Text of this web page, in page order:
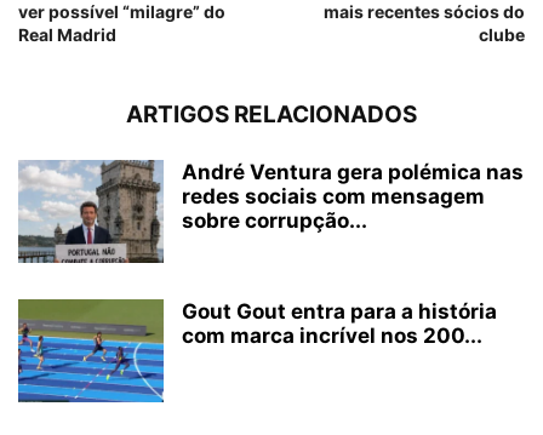
ver possível “milagre” do
Real Madrid
mais recentes sócios do
clube
ARTIGOS RELACIONADOS
André Ventura gera polémica nas
redes sociais com mensagem
sobre corrupção...
Gout Gout entra para a história
com marca incrível nos 200...